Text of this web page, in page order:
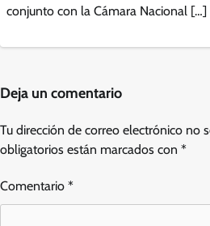
conjunto con la Cámara Nacional […]
Deja un comentario
Tu dirección de correo electrónico no
obligatorios están marcados con *
Comentario *